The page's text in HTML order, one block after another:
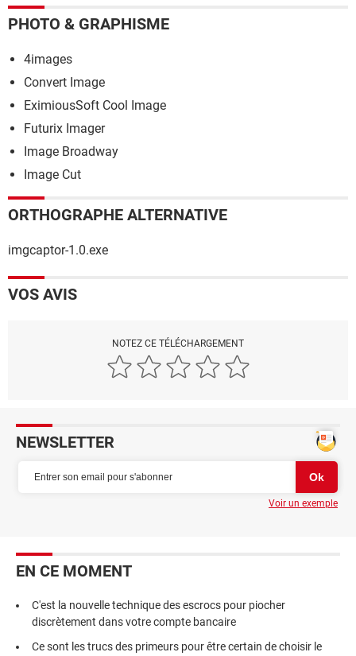
PHOTO & GRAPHISME
4images
Convert Image
EximiousSoft Cool Image
Futurix Imager
Image Broadway
Image Cut
ORTHOGRAPHE ALTERNATIVE
imgcaptor-1.0.exe
VOS AVIS
NOTEZ CE TÉLÉCHARGEMENT
NEWSLETTER
Voir un exemple
EN CE MOMENT
C'est la nouvelle technique des escrocs pour piocher
discrètement dans votre compte bancaire
Ce sont les trucs des primeurs pour être certain de choisir le